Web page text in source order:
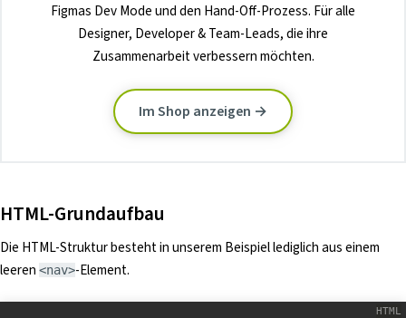
Figmas Dev Mode und den Hand-Off-Prozess. Für alle
Designer, Developer & Team-Leads, die ihre
Zusammenarbeit verbessern möchten.
Im Shop anzeigen →
HTML-Grundaufbau
Die HTML-Struktur besteht in unserem Beispiel lediglich aus einem
leeren <nav>-Element.